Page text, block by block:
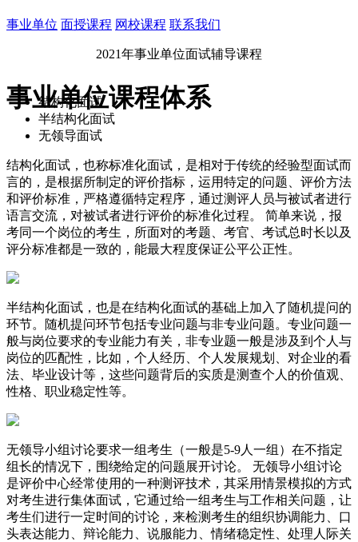
事业单位 面授课程 网校课程 联系我们
2021年事业单位面试辅导课程
事业单位课程体系
结构化面试
半结构化面试
无领导面试
结构化面试，也称标准化面试，是相对于传统的经验型面试而
言的，是根据所制定的评价指标，运用特定的问题、评价方法
和评价标准，严格遵循特定程序，通过测评人员与被试者进行
语言交流，对被试者进行评价的标准化过程。 简单来说，报
考同一个岗位的考生，所面对的考题、考官、考试总时长以及
评分标准都是一致的，能最大程度保证公平公正性。
半结构化面试，也是在结构化面试的基础上加入了随机提问的
环节。随机提问环节包括专业问题与非专业问题。专业问题一
般与岗位要求的专业能力有关，非专业题一般是涉及到个人与
岗位的匹配性，比如，个人经历、个人发展规划、对企业的看
法、毕业设计等，这些问题背后的实质是测查个人的价值观、
性格、职业稳定性等。
无领导小组讨论要求一组考生（一般是5-9人一组）在不指定
组长的情况下，围绕给定的问题展开讨论。 无领导小组讨论
是评价中心经常使用的一种测评技术，其采用情景模拟的方式
对考生进行集体面试，它通过给一组考生与工作相关问题，让
考生们进行一定时间的讨论，来检测考生的组织协调能力、口
头表达能力、辩论能力、说服能力、情绪稳定性、处理人际关